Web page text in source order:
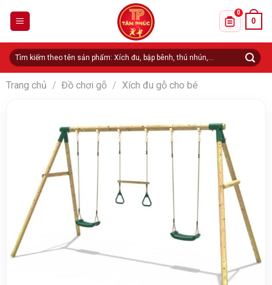
0
Danh sách
0
Tìm
kiếm:
Trang chủ / Đồ chơi gỗ / Xích đu gỗ cho bé